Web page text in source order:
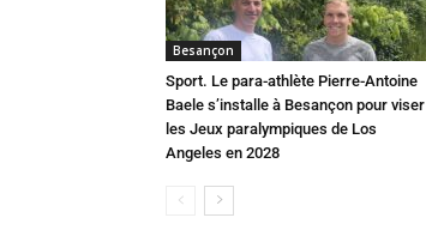
Besançon
Sport. Le para-athlète Pierre-Antoine
Baele s’installe à Besançon pour viser
les Jeux paralympiques de Los
Angeles en 2028